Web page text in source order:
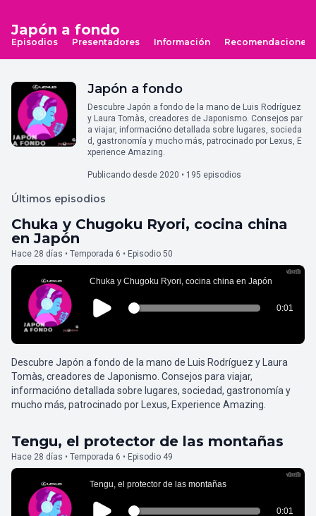
Japón a fondo
Episodios Presentadores Información Recomendaciones
Japón a fondo
Descubre Japón a fondo de la mano de Luis Rodríguez
y Laura Tomàs, creadores de Japonismo. Consejos par
a viajar, informacióno detallada sobre lugares, socieda
d, gastronomía y mucho más, patrocinado por Lexus, E
xperience Amazing.
Publicando desde 2020 • 195 episodios
Últimos episodios
Chuka y Chugoku Ryori, cocina china
en Japón
Hace 28 días • Temporada 6 • Episodio 50
Descubre Japón a fondo de la mano de Luis Rodríguez y Laura
Tomàs, creadores de Japonismo. Consejos para viajar,
informacióno detallada sobre lugares, sociedad, gastronomía y
mucho más, patrocinado por Lexus, Experience Amazing.
Tengu, el protector de las montañas
Hace 28 días • Temporada 6 • Episodio 49